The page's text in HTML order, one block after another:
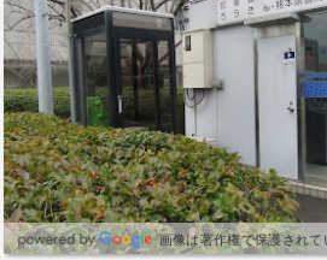
画像は著作権で保護されて